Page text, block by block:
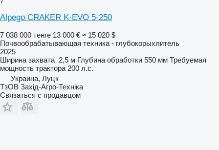
Alpego CRAKER K-EVO 5-250
7 038 000 тенге 13 000 € ≈ 15 020 $
Почвообрабатывающая техника - глубокорыхлитель
2025
Ширина захвата 2,5 м Глубина обработки 550 мм Требуемая
мощность трактора 200 л.с.
Украина, Луцк
ТзОВ Захід-Агро-Техніка
Связаться с продавцом